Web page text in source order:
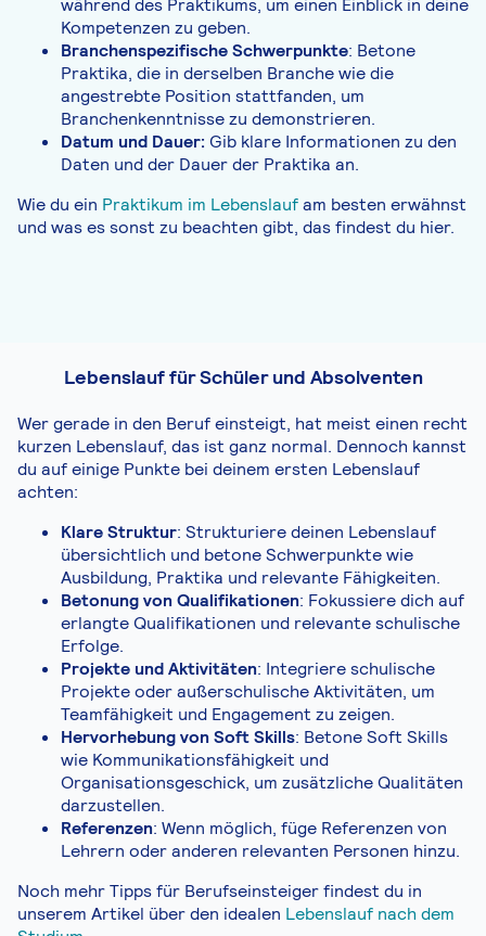
während des Praktikums, um einen Einblick in deine
Kompetenzen zu geben.
Branchenspezifische Schwerpunkte: Betone
Praktika, die in derselben Branche wie die
angestrebte Position stattfanden, um
Branchenkenntnisse zu demonstrieren.
Datum und Dauer: Gib klare Informationen zu den
Daten und der Dauer der Praktika an.
Wie du ein Praktikum im Lebenslaufam besten erwähnst
und was es sonst zu beachten gibt, das findest du hier.
Lebenslauf für Schüler und Absolventen
Wer gerade in den Beruf einsteigt, hat meist einen recht
kurzen Lebenslauf, das ist ganz normal. Dennoch kannst
du auf einige Punkte bei deinem ersten Lebenslauf
achten:
Klare Struktur: Strukturiere deinen Lebenslauf
übersichtlich und betone Schwerpunkte wie
Ausbildung, Praktika und relevante Fähigkeiten.
Betonung von Qualifikationen: Fokussiere dich auf
erlangte Qualifikationen und relevante schulische
Erfolge.
Projekte und Aktivitäten: Integriere schulische
Projekte oder außerschulische Aktivitäten, um
Teamfähigkeit und Engagement zu zeigen.
Hervorhebung von Soft Skills: Betone Soft Skills
wie Kommunikationsfähigkeit und
Organisationsgeschick, um zusätzliche Qualitäten
darzustellen.
Referenzen: Wenn möglich, füge Referenzen von
Lehrern oder anderen relevanten Personen hinzu.
Noch mehr Tipps für Berufseinsteiger findest du in
unserem Artikel über den idealen Lebenslauf nach dem